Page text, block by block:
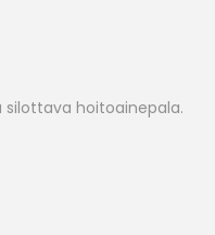
silottava hoitoainepala.